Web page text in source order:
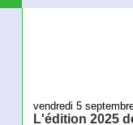
vendredi 5
L'édition 2025